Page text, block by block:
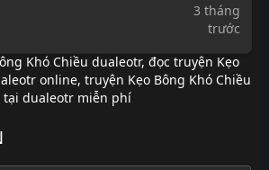
3 tháng
trước
Khó Chiều dualeotr, đọc truyện Kẹo
online, truyện Kẹo Bông Khó Chiều
tại dualeotr miễn phí